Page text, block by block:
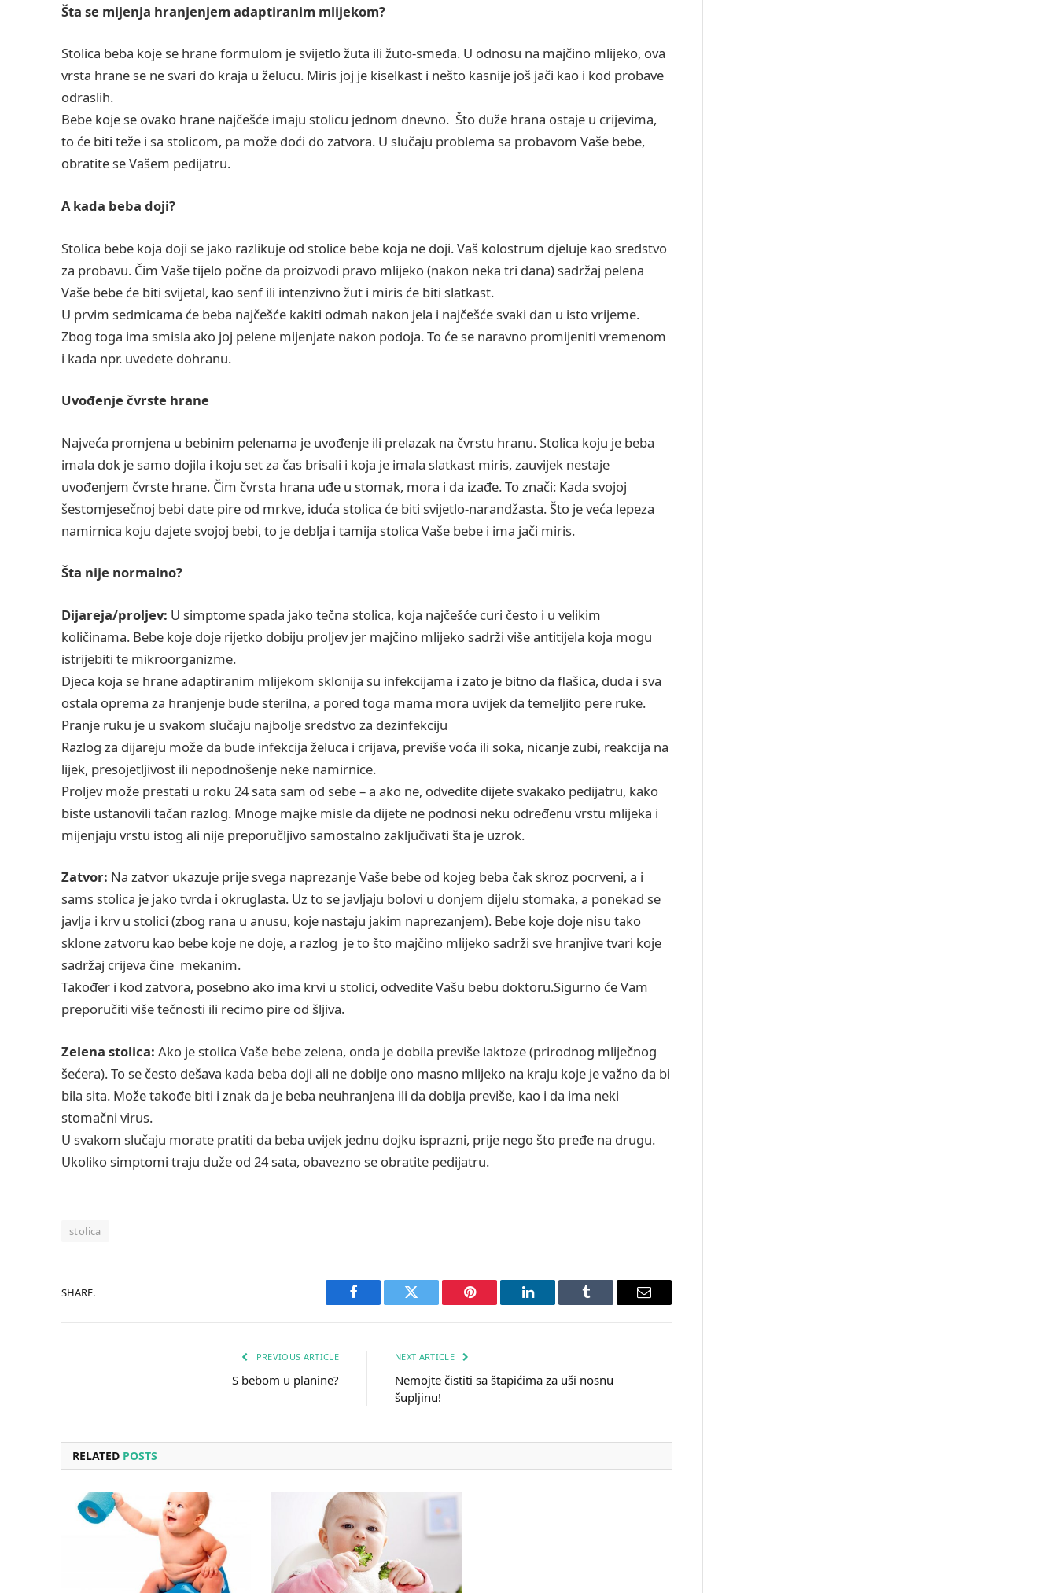
Šta se mijenja hranjenjem adaptiranim mlijekom?
Stolica beba koje se hrane formulom je svijetlo žuta ili žuto-smeđa. U odnosu na majčino mlijeko, ova
vrsta hrane se ne svari do kraja u želucu. Miris joj je kiselkast i nešto kasnije još jači kao i kod probave
odraslih.
Bebe koje se ovako hrane najčešće imaju stolicu jednom dnevno. Što duže hrana ostaje u crijevima,
to će biti teže i sa stolicom, pa može doći do zatvora. U slučaju problema sa probavom Vaše bebe,
obratite se Vašem pedijatru.
A kada beba doji?
Stolica bebe koja doji se jako razlikuje od stolice bebe koja ne doji. Vaš kolostrum djeluje kao sredstvo
za probavu. Čim Vaše tijelo počne da proizvodi pravo mlijeko (nakon neka tri dana) sadržaj pelena
Vaše bebe će biti svijetal, kao senf ili intenzivno žut i miris će biti slatkast.
U prvim sedmicama će beba najčešće kakiti odmah nakon jela i najčešće svaki dan u isto vrijeme.
Zbog toga ima smisla ako joj pelene mijenjate nakon podoja. To će se naravno promijeniti vremenom
i kada npr. uvedete dohranu.
Uvođenje čvrste hrane
Najveća promjena u bebinim pelenama je uvođenje ili prelazak na čvrstu hranu. Stolica koju je beba
imala dok je samo dojila i koju set za čas brisali i koja je imala slatkast miris, zauvijek nestaje
uvođenjem čvrste hrane. Čim čvrsta hrana uđe u stomak, mora i da izađe. To znači: Kada svojoj
šestomjesečnoj bebi date pire od mrkve, iduća stolica će biti svijetlo-narandžasta. Što je veća lepeza
namirnica koju dajete svojoj bebi, to je deblja i tamija stolica Vaše bebe i ima jači miris.
Šta nije normalno?
Dijareja/proljev: U simptome spada jako tečna stolica, koja najčešće curi često i u velikim
količinama. Bebe koje doje rijetko dobiju proljev jer majčino mlijeko sadrži više antitijela koja mogu
istrijebiti te mikroorganizme.
Djeca koja se hrane adaptiranim mlijekom sklonija su infekcijama i zato je bitno da flašica, duda i sva
ostala oprema za hranjenje bude sterilna, a pored toga mama mora uvijek da temeljito pere ruke.
Pranje ruku je u svakom slučaju najbolje sredstvo za dezinfekciju
Razlog za dijareju može da bude infekcija želuca i crijava, previše voća ili soka, nicanje zubi, reakcija na
lijek, presojetljivost ili nepodnošenje neke namirnice.
Proljev može prestati u roku 24 sata sam od sebe – a ako ne, odvedite dijete svakako pedijatru, kako
biste ustanovili tačan razlog. Mnoge majke misle da dijete ne podnosi neku određenu vrstu mlijeka i
mijenjaju vrstu istog ali nije preporučljivo samostalno zaključivati šta je uzrok.
Zatvor: Na zatvor ukazuje prije svega naprezanje Vaše bebe od kojeg beba čak skroz pocrveni, a i
sams stolica je jako tvrda i okruglasta. Uz to se javljaju bolovi u donjem dijelu stomaka, a ponekad se
javlja i krv u stolici (zbog rana u anusu, koje nastaju jakim naprezanjem). Bebe koje doje nisu tako
sklone zatvoru kao bebe koje ne doje, a razlog je to što majčino mlijeko sadrži sve hranjive tvari koje
sadržaj crijeva čine mekanim.
Također i kod zatvora, posebno ako ima krvi u stolici, odvedite Vašu bebu doktoru.Sigurno će Vam
preporučiti više tečnosti ili recimo pire od šljiva.
Zelena stolica: Ako je stolica Vaše bebe zelena, onda je dobila previše laktoze (prirodnog mliječnog
šećera). To se često dešava kada beba doji ali ne dobije ono masno mlijeko na kraju koje je važno da bi
bila sita. Može takođe biti i znak da je beba neuhranjena ili da dobija previše, kao i da ima neki
stomačni virus.
U svakom slučaju morate pratiti da beba uvijek jednu dojku isprazni, prije nego što pređe na drugu.
Ukoliko simptomi traju duže od 24 sata, obavezno se obratite pedijatru.
stolica
SHARE.
Facebook Twitter Pinterest LinkedIn Tumblr Email
PREVIOUS ARTICLE
S bebom u planine?
NEXT ARTICLE
Nemojte čistiti sa štapićima za uši nosnu
šupljinu!
RELATED POSTS